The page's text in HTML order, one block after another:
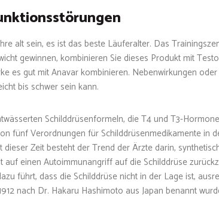
alt sein, es ist das beste Läuferalter. Das
gewinnen, kombinieren Sie dieses Produkt mit
es gut mit Anavar kombinieren. Nebenwirkungen
bis schwer sein kann.
Schilddrüsenformeln, die T4 und T3-
fünf Verordnungen für Schilddrüsenmedikamente in
Zeit besteht der Trend der Ärzte darin,
einen Autoimmunangriff auf die Schilddrüse
führt, dass die Schilddrüse nicht in der Lage ist,
nach Dr. Hakaru Hashimoto aus Japan benannt